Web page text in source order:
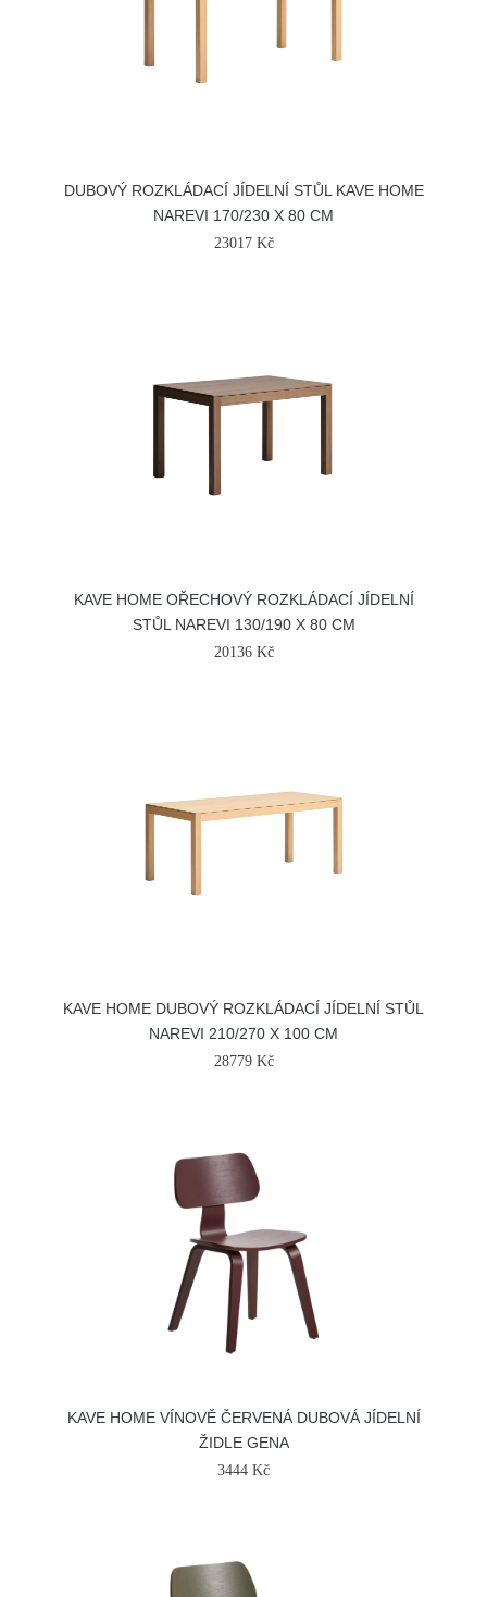
DUBOVÝ ROZKLÁDACÍ JÍDELNÍ STŮL KAVE HOME
NAREVI 170/230 X 80 CM
23017 Kč
KAVE HOME OŘECHOVÝ ROZKLÁDACÍ JÍDELNÍ
STŮL NAREVI 130/190 X 80 CM
20136 Kč
KAVE HOME DUBOVÝ ROZKLÁDACÍ JÍDELNÍ STŮL
NAREVI 210/270 X 100 CM
28779 Kč
KAVE HOME VÍNOVĚ ČERVENÁ DUBOVÁ JÍDELNÍ
ŽIDLE GENA
3444 Kč